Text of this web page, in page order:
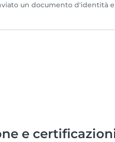
un documento d'identità
e